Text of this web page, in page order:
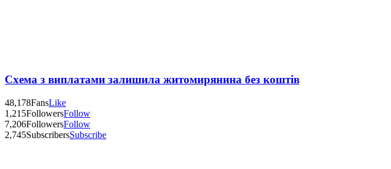
Схема з виплатами залишила житомирянина без коштів
48,178FansLike
1,215FollowersFollow
7,206FollowersFollow
2,745SubscribersSubscribe